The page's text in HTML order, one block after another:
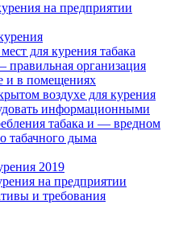
на предприятии
для курения табака
организация
и в помещениях
воздухе для курения
информационными
табака и — вредном
табачного дыма
2019
на предприятии
и требования